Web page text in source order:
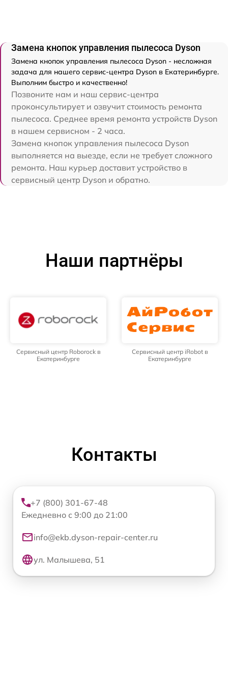
Замена кнопок управления пылесоса Dyson
Замена кнопок управления пылесоса Dyson - несложная
задача для нашего сервис-центра Dyson в Екатеринбурге.
Выполним быстро и качественно!
Позвоните нам и наш сервис-центра
проконсультирует и озвучит стоимость ремонта
пылесоса. Среднее время ремонта устройств Dyson
в нашем сервисном - 2 часа.
Замена кнопок управления пылесоса Dyson
выполняется на выезде, если не требует сложного
ремонта. Наш курьер доставит устройство в
сервисный центр Dyson и обратно.
Наши партнёры
Сервисный центр Roborock в
Екатеринбурге
Сервисный центр iRobot в
Екатеринбурге
Контакты
+7 (800) 301-67-48
Ежедневно с 9:00 до 21:00
info@ekb.dyson-repair-center.ru
ул. Малышева, 51